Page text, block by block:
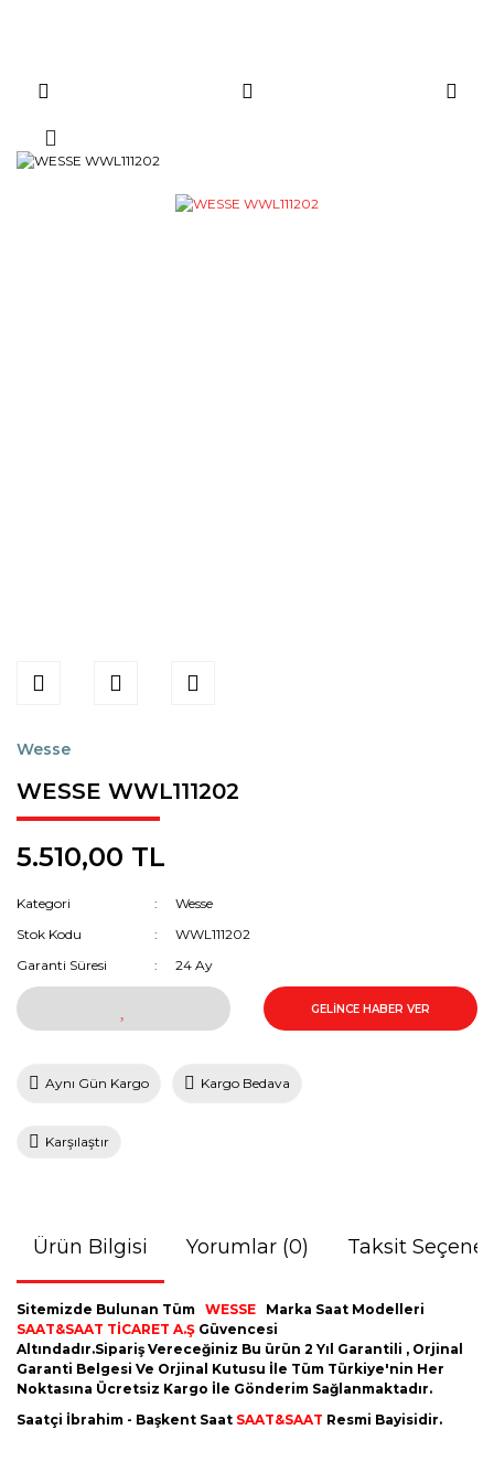
Wesse
WESSE WWL111202
5.510,00 TL
Kategori
Wesse
Stok Kodu
WWL111202
Garanti Süresi
24 Ay
GELİNCE HABER VER
Aynı Gün Kargo Kargo Bedava
Karşılaştır
Ürün Bilgisi Yorumlar (0) Taksit
Sitemizde Bulunan Tüm WESSE
Marka Saat Modelleri
SAAT&SAAT TİCARET A.Ş Güvencesi
Altındadır.Sipariş Vereceğiniz Bu ürün 2 Yıl Garantili , Orjinal
Garanti Belgesi Ve Orjinal Kutusu İle Tüm Türkiye'nin Her
Noktasına Ücretsiz Kargo İle Gönderim Sağlanmaktadır.
Saatçi İbrahim - Başkent Saat SAAT&SAAT Resmi Bayisidir.